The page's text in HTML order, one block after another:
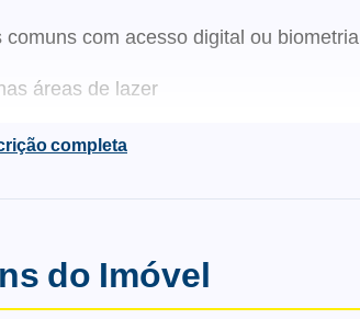
comuns com acesso digital ou biometria
áreas de lazer
decorado e climatizado
nas áreas de lazer
e segurança
completa
do Imóvel